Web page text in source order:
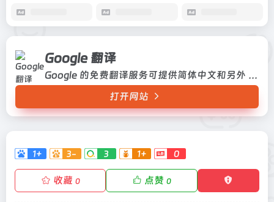
Google 翻译
Google 的免费翻译服务可提供简体中文和另外 100 多种语言之间的互译功能，可让您即时翻译字词、短语和网页内容。
打开网站
1+ 3- 3 1+ 0
收藏 0 点赞 0